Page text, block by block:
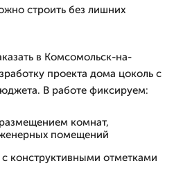
строить без лишних
в Комсомольск-на-
проекта дома цоколь с
В работе фиксируем:
комнат,
помещений
конструктивными отметками